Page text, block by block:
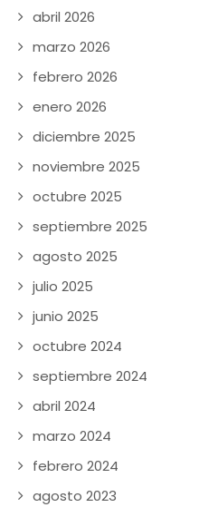
abril 2026
marzo 2026
febrero 2026
enero 2026
diciembre 2025
noviembre 2025
octubre 2025
septiembre 2025
agosto 2025
julio 2025
junio 2025
octubre 2024
septiembre 2024
abril 2024
marzo 2024
febrero 2024
agosto 2023